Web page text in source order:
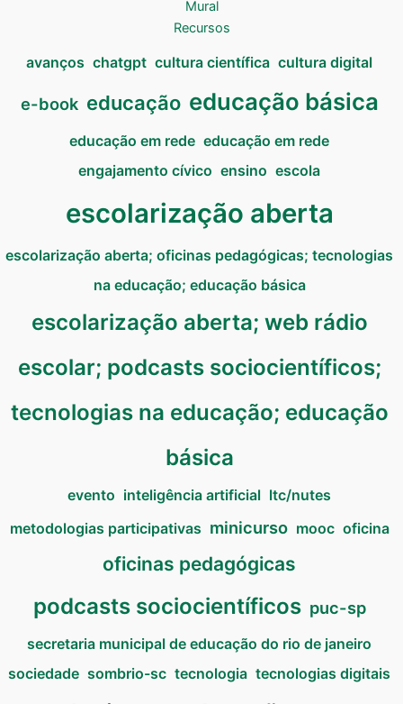
Mural
Recursos
avanços chatgpt cultura científica cultura digital
e-book educação educação básica
educação em rede educação em rede
engajamento cívico ensino escola
escolarização aberta
escolarização aberta; oficinas pedagógicas; tecnologias
na educação; educação básica
escolarização aberta; web rádio
escolar; podcasts sociocientíficos;
tecnologias na educação; educação
básica
evento inteligência artificial ltc/nutes
metodologias participativas minicurso mooc oficina
oficinas pedagógicas
podcasts sociocientíficos puc-sp
secretaria municipal de educação do rio de janeiro
sociedade sombrio-sc tecnologia tecnologias digitais